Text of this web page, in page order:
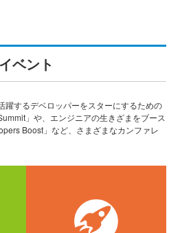
イベント
躍するデベロッパーをスターにするための
」や、エンジニアの生きざまをブース
Boost」など、さまざまなカンファレ